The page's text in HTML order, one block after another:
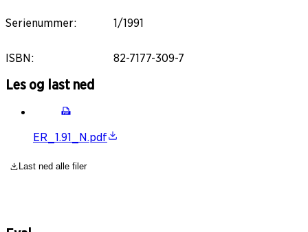
Serienummer: 1/1991
ISBN: 82-7177-309-7
Les og last ned
ER_1.91_N.pdf
Last ned alle filer